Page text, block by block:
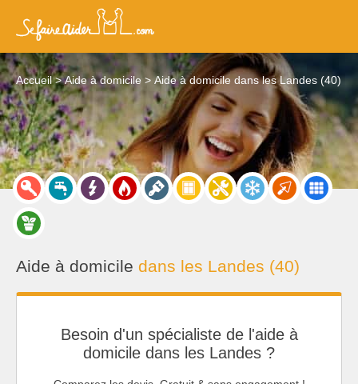
Accueil Aide à domicile Aide à domicile dans les Landes (40)
Aide à domicile dans les Landes (40)
Besoin d'un spécialiste de l'aide à
domicile dans les Landes ?